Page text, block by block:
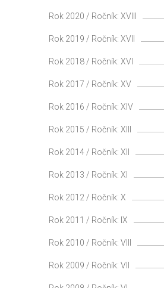
Rok 2020 / Ročník: XVIII
Rok 2019 / Ročník: XVII
Rok 2018 / Ročník: XVI
Rok 2017 / Ročník: XV
Rok 2016 / Ročník: XIV
Rok 2015 / Ročník: XIII
Rok 2014 / Ročník: XII
Rok 2013 / Ročník: XI
Rok 2012 / Ročník: X
Rok 2011 / Ročník: IX
Rok 2010 / Ročník: VIII
Rok 2009 / Ročník: VII